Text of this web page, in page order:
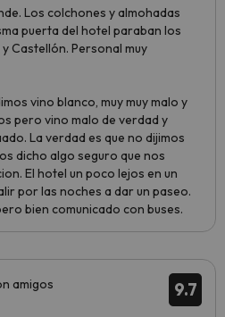
Los colchones y almohadas
puerta del hotel paraban los
Castellón. Personal muy
vino blanco, muy muy malo y
pero vino malo de verdad y
La verdad es que no dijimos
dicho algo seguro que nos
El hotel un poco lejos en un
por las noches a dar un paseo.
bien comunicado con buses.
9.7
amigos